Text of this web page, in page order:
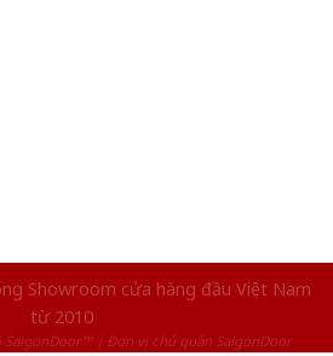
Showroom cửa hàng đầu Việt Nam
từ 2010
| Đơn vị chủ quản SaigonDoor